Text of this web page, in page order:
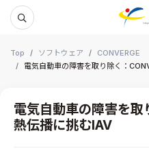
Top ソフトウェア
CONVERGE
電気自動車の障害を取り除く：
電気自動車の障害を
熱伝播に挑むIAV